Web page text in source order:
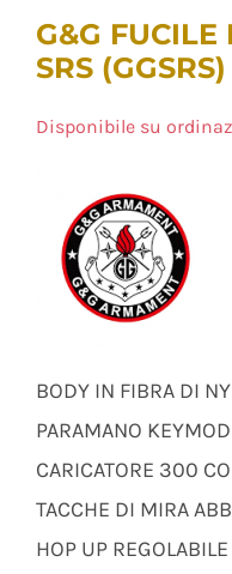
G&G FUCILE
SRS (GGSRS)
Disponibile su
BODY IN FIBRA DI
PARAMANO
CARICATORE 300
TACCHE DI MIRA
HOP UP REGOLABILE